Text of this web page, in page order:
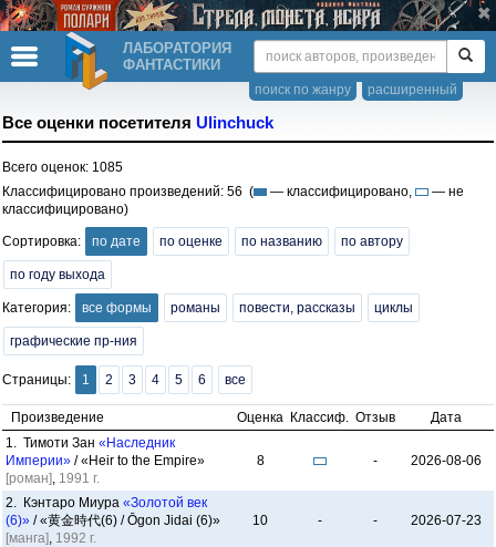
ЛАБОРАТОРИЯ
ФАНТАСТИКИ
расширенный
поиск по жанру
Все оценки посетителя Ulinchuck
Всего оценок: 1085
Классифицировано произведений: 56 (
— классифицировано,
— не
классифицировано)
Сортировка: по дате по оценке по названию по автору
по году выхода
Категория: все формы романы повести, рассказы циклы
графические пр-ния
Страницы: 1 2 3 4 5 6 все
Произведение Оценка Классиф. Отзыв
Дата
1. Тимоти Зан «Наследник
Империи» / «Heir to the Empire»
[роман], 1991 г.
8 - 2026-08-06
2. Кэнтаро Миура «Золотой век
(6)» / «黄金時代(6) / Ōgon Jidai (6)»
[манга], 1992 г.
10 - - 2026-07-23